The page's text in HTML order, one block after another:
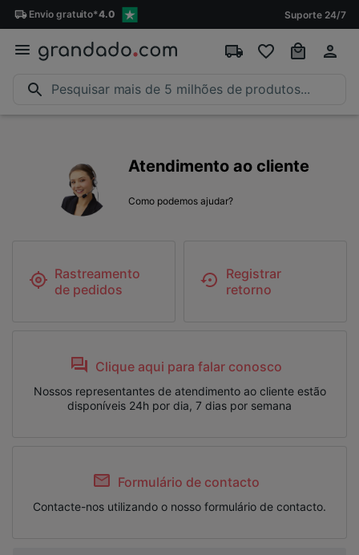
Envio gratuito*4.0 Suporte 24/7
Atendimento ao cliente
Como podemos ajudar?
Rastreamento
de pedidos
Registrar
retorno
Clique aqui para falar conosco
Nossos representantes de atendimento ao cliente estão
disponíveis 24h por dia, 7 dias por semana
Formulário de contacto
Contacte-nos utilizando o nosso formulário de contacto.